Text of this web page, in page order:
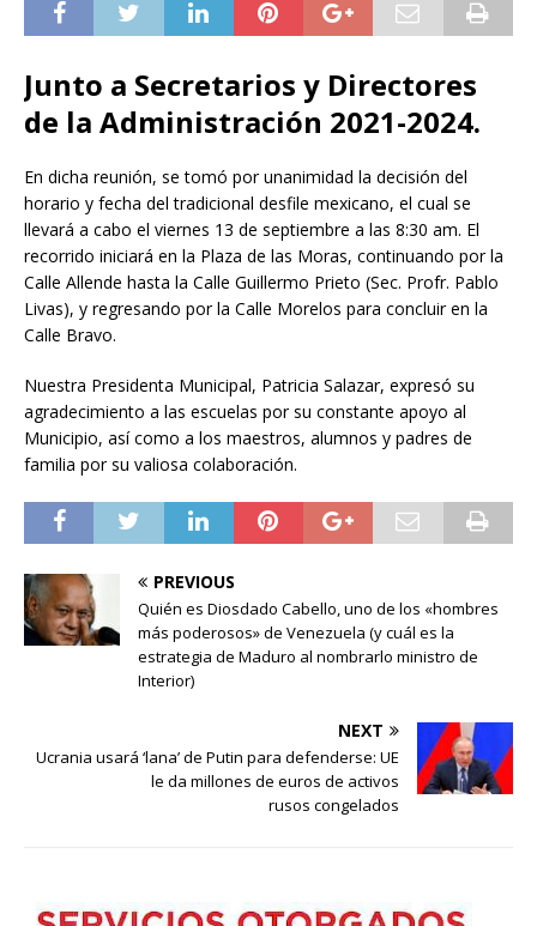
Junto a Secretarios y Directores
de la Administración 2021-2024.
En dicha reunión, se tomó por unanimidad la decisión del
horario y fecha del tradicional desfile mexicano, el cual se
llevará a cabo el viernes 13 de septiembre a las 8:30 am. El
recorrido iniciará en la Plaza de las Moras, continuando por la
Calle Allende hasta la Calle Guillermo Prieto (Sec. Profr. Pablo
Livas), y regresando por la Calle Morelos para concluir en la
Calle Bravo.
Nuestra Presidenta Municipal, Patricia Salazar, expresó su
agradecimiento a las escuelas por su constante apoyo al
Municipio, así como a los maestros, alumnos y padres de
familia por su valiosa colaboración.
PREVIOUS
Quién es Diosdado Cabello, uno de los «hombres
más poderosos» de Venezuela (y cuál es la
estrategia de Maduro al nombrarlo ministro de
Interior)
NEXT
Ucrania usará ‘lana’ de Putin para defenderse: UE
le da millones de euros de activos
rusos congelados